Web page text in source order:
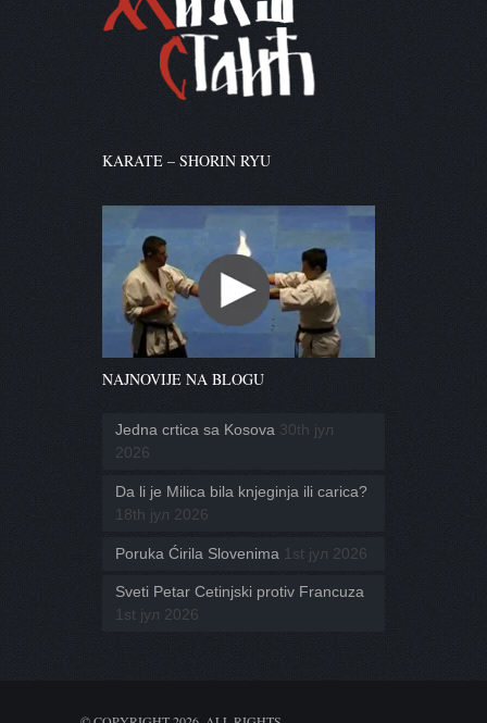
KARATE – SHORIN RYU
NAJNOVIJE NA BLOGU
Jedna crtica sa Kosova 30th јул
2026
Da li je Milica bila knjeginja ili carica?
18th јул 2026
Poruka Ćirila Slovenima 1st јул 2026
Sveti Petar Cetinjski protiv Francuza
1st јул 2026